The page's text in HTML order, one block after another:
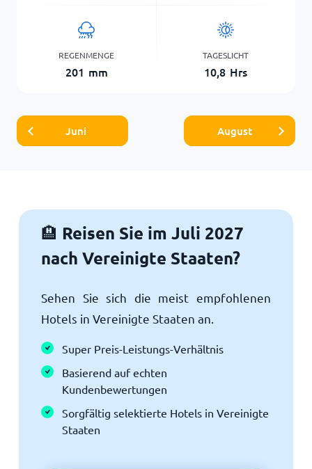
REGENMENGE
201 mm
TAGESLICHT
10,8 Hrs
Juni August
🏨 Reisen Sie im Juli 2027
nach Vereinigte Staaten?
Sehen Sie sich die meist empfohlenen
Hotels in Vereinigte Staaten an.
Super Preis-Leistungs-Verhältnis
Basierend auf echten
Kundenbewertungen
Sorgfältig selektierte Hotels in Vereinigte
Staaten